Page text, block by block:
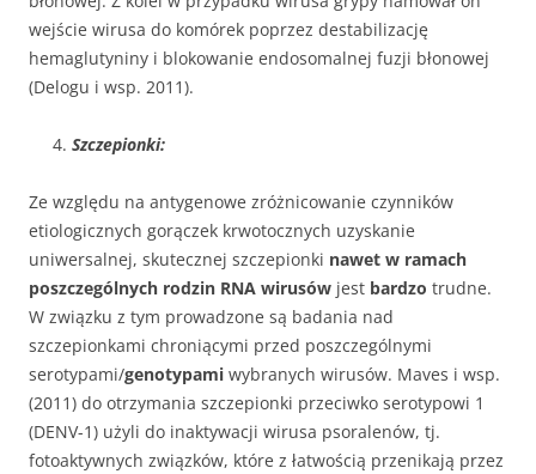
wejście wirusa do komórek poprzez destabilizację
hemaglutyniny i blokowanie endosomalnej fuzji błonowej
(Delogu i wsp. 2011).
Szczepionki:
Ze względu na antygenowe zróżnicowanie czynników
etiologicznych gorączek krwotocznych uzyskanie
uniwersalnej, skutecznej szczepionki nawet w ramach
poszczególnych rodzin RNA wirusów jest bardzo trudne.
W związku z tym prowadzone są badania nad
szczepionkami chroniącymi przed poszczególnymi
serotypami/genotypami wybranych wirusów. Maves i wsp.
(2011) do otrzymania szczepionki przeciwko serotypowi 1
(DENV-1) użyli do inaktywacji wirusa psoralenów, tj.
fotoaktywnych związków, które z łatwością przenikają przez